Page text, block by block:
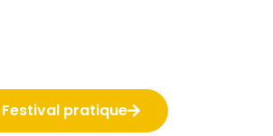
Festival pratique